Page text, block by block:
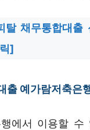
탈 채무통합대출
]
출 예가람저축은
행에서 이용할 수